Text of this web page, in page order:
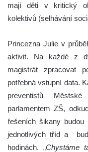
mají děti v kritický
kolektivů (selhávání
Princezna Julie v
aktivit. Na každé z
magistrát zpracovat
potřebná vstupní data.
preventistů
parlamentem ZŠ,
řešeních šikany
jednotlivých tříd a
hodinách. „Chystáme